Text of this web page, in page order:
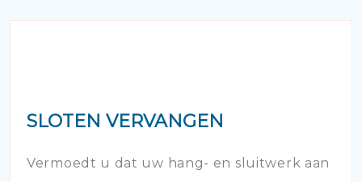
SLOTEN VERVANGEN
Vermoedt u dat uw hang- en sluitwerk aan